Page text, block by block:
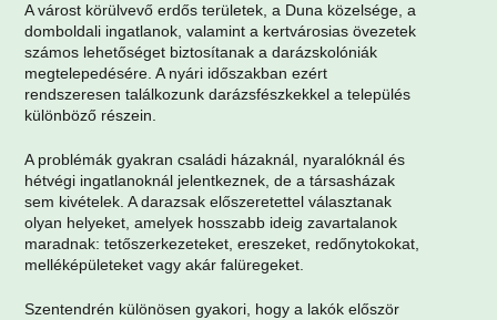
A várost körülvevő erdős területek, a Duna közelsége, a
domboldali ingatlanok, valamint a kertvárosias övezetek
számos lehetőséget biztosítanak a darázskolóniák
megtelepedésére. A nyári időszakban ezért
rendszeresen találkozunk darázsfészkekkel a település
különböző részein.
A problémák gyakran családi házaknál, nyaralóknál és
hétvégi ingatlanoknál jelentkeznek, de a társasházak
sem kivételek. A darazsak előszeretettel választanak
olyan helyeket, amelyek hosszabb ideig zavartalanok
maradnak: tetőszerkezeteket, ereszeket, redőnytokokat,
melléképületeket vagy akár falüregeket.
Szentendrén különösen gyakori, hogy a lakók először